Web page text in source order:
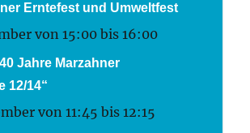
Erntefest und Umweltfest
von 15:00 bis16:00
Jahre Marzahner
12/14“
von 11:45 bis12:15